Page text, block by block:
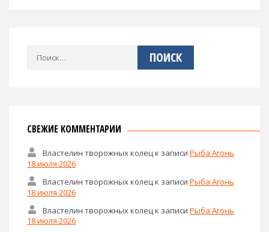
Найти:
СВЕЖИЕ КОММЕНТАРИИ
Властелин творожных колецк записи Рыба Агонь
18 июля 2026
Властелин творожных колецк записи Рыба Агонь
18 июля 2026
Властелин творожных колец к записи Рыба Агонь
18 июля 2026